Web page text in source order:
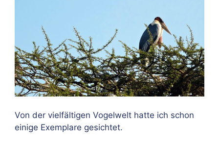
Von der vielfältigen Vogelwelt hatte ich schon
einige Exemplare gesichtet.